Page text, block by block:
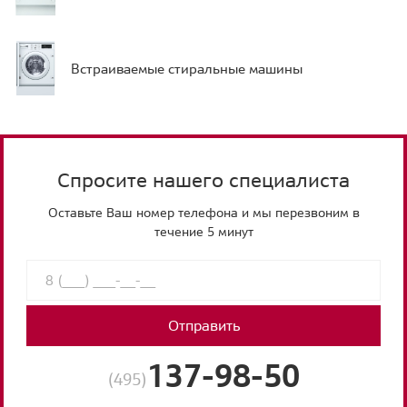
Встраиваемые стиральные машины
Спросите нашего специалиста
Оставьте Ваш номер телефона и мы перезвоним в
течение 5 минут
Отправить
(495) 137-98-50